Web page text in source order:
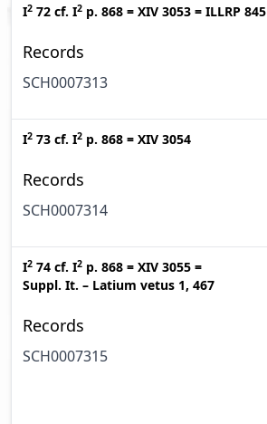
I2 72 cf. I2 p. 868 = XIV 3053 = ILLRP 845
Records
SCH0007313
I2 73 cf. I2 p. 868 = XIV 3054
Records
SCH0007314
I2 74 cf. I2 p. 868 = XIV 3055 =
Suppl. It. – Latium vetus 1, 467
Records
SCH0007315